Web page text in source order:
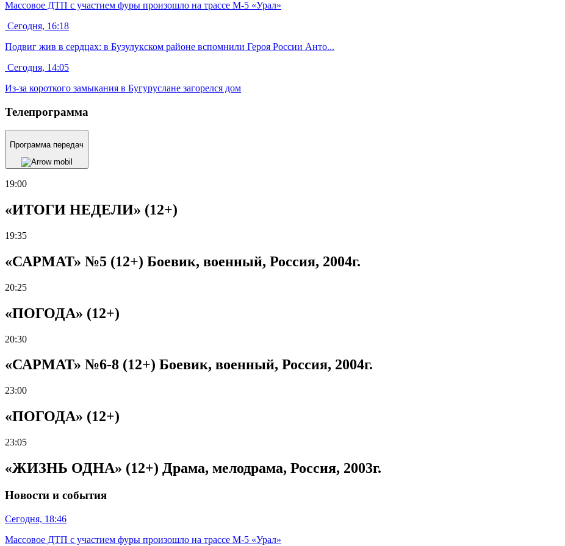
Массовое ДТП с участием фуры произошло на трассе М-5 «Урал»
Сегодня, 16:18
Подвиг жив в сердцах: в Бузулукском районе вспомнили Героя России Анто...
Сегодня, 14:05
Из-за короткого замыкания в Бугуруслане загорелся дом
Телепрограмма
Программа передач
19:00
«ИТОГИ НЕДЕЛИ» (12+)
19:35
«САРМАТ» №5 (12+) Боевик, военный, Россия, 2004г.
20:25
«ПОГОДА» (12+)
20:30
«САРМАТ» №6-8 (12+) Боевик, военный, Россия, 2004г.
23:00
«ПОГОДА» (12+)
23:05
«ЖИЗНЬ ОДНА» (12+) Драма, мелодрама, Россия, 2003г.
Новости и события
Сегодня, 18:46
Массовое ДТП с участием фуры произошло на трассе М-5 «Урал»